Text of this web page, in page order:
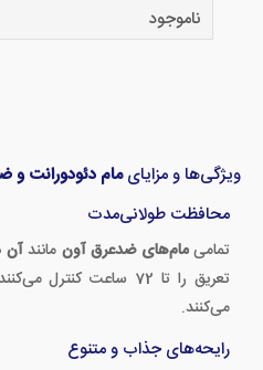
ناموجود
ویژگی‌ها و مزایایمام دئودورانت و
محافظت طولانی‌مدت
تمامیمام‌های ضدعرق آون مانندآن
تعریق را تا 72 ساعت
می‌کنند.
رایحه‌های جذاب و متنوع